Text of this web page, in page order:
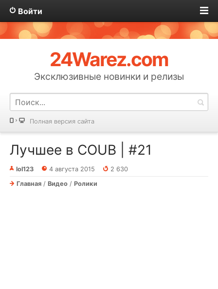
Войти
24Warez.com
Эксклюзивные новинки и релизы
Полная версия сайта
Лучшее в COUB | #21
lol123 4 августа 2015
2 630
Главная / Видео / Ролики